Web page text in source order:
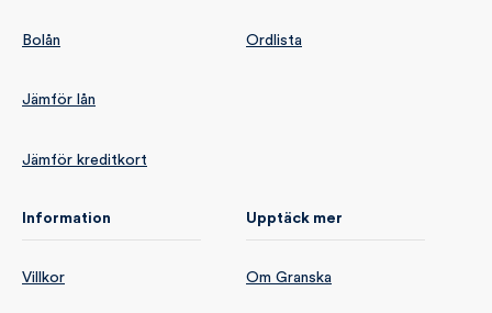
Bolån
Jämför lån
Jämför kreditkort
Ordlista
Information
Villkor
Upptäck mer
Om Granska